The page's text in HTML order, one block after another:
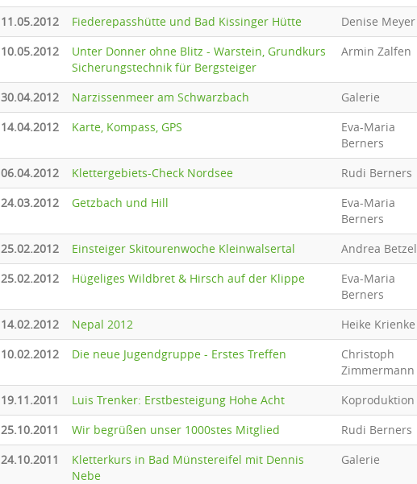
11.05.2012 Fiederepasshütte und Bad Kissinger Hütte Denise Meyer
10.05.2012
Unter Donner ohne Blitz - Warstein, Grundkurs
Sicherungstechnik für Bergsteiger
Armin Zalfen
30.04.2012 Narzissenmeer am Schwarzbach Galerie
14.04.2012
Karte, Kompass, GPS
Eva-Maria
Berners
06.04.2012 Klettergebiets-Check Nordsee Rudi Berners
24.03.2012
Getzbach und Hill
Eva-Maria
Berners
25.02.2012 Einsteiger Skitourenwoche Kleinwalsertal Andrea Betzel
25.02.2012
Hügeliges Wildbret & Hirsch auf der Klippe
Eva-Maria
Berners
14.02.2012 Nepal 2012 Heike Krienke
10.02.2012
Die neue Jugendgruppe - Erstes Treffen
Christoph
Zimmermann
19.11.2011 Luis Trenker: Erstbesteigung Hohe Acht Koproduktion
25.10.2011
Wir begrüßen unser 1000stes Mitglied Rudi Berners
24.10.2011
Kletterkurs in Bad Münstereifel mit Dennis
Nebe
Galerie